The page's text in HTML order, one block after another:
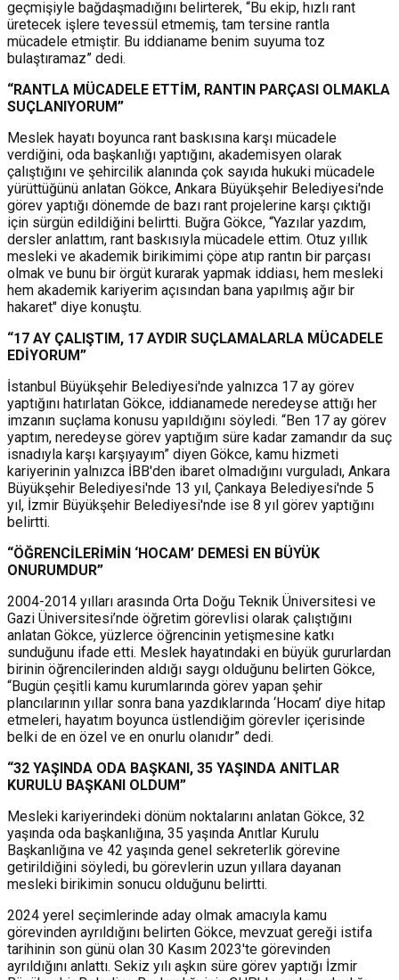
geçmişiyle bağdaşmadığını belirterek, “Bu ekip, hızlı rant
üretecek işlere tevessül etmemiş, tam tersine rantla
mücadele etmiştir. Bu iddianame benim suyuma toz
bulaştıramaz” dedi.
“RANTLA MÜCADELE ETTİM, RANTIN PARÇASI OLMAKLA
SUÇLANIYORUM”
Meslek hayatı boyunca rant baskısına karşı mücadele
verdiğini, oda başkanlığı yaptığını, akademisyen olarak
çalıştığını ve şehircilik alanında çok sayıda hukuki mücadele
yürüttüğünü anlatan Gökce, Ankara Büyükşehir Belediyesi'nde
görev yaptığı dönemde de bazı rant projelerine karşı çıktığı
için sürgün edildiğini belirtti. Buğra Gökce, “Yazılar yazdım,
dersler anlattım, rant baskısıyla mücadele ettim. Otuz yıllık
mesleki ve akademik birikimimi çöpe atıp rantın bir parçası
olmak ve bunu bir örgüt kurarak yapmak iddiası, hem mesleki
hem akademik kariyerim açısından bana yapılmış ağır bir
hakaret" diye konuştu.
“17 AY ÇALIŞTIM, 17 AYDIR SUÇLAMALARLA MÜCADELE
EDİYORUM”
İstanbul Büyükşehir Belediyesi'nde yalnızca 17 ay görev
yaptığını hatırlatan Gökce, iddianamede neredeyse attığı her
imzanın suçlama konusu yapıldığını söyledi. “Ben 17 ay görev
yaptım, neredeyse görev yaptığım süre kadar zamandır da suç
isnadıyla karşı karşıyayım” diyen Gökce, kamu hizmeti
kariyerinin yalnızca İBB'den ibaret olmadığını vurguladı, Ankara
Büyükşehir Belediyesi'nde 13 yıl, Çankaya Belediyesi'nde 5
yıl, İzmir Büyükşehir Belediyesi'nde ise 8 yıl görev yaptığını
belirtti.
“ÖĞRENCİLERİMİN ‘HOCAM’ DEMESİ EN BÜYÜK
ONURUMDUR”
2004-2014 yılları arasında Orta Doğu Teknik Üniversitesi ve
Gazi Üniversitesi’nde öğretim görevlisi olarak çalıştığını
anlatan Gökce, yüzlerce öğrencinin yetişmesine katkı
sunduğunu ifade etti. Meslek hayatındaki en büyük gururlardan
birinin öğrencilerinden aldığı saygı olduğunu belirten Gökce,
“Bugün çeşitli kamu kurumlarında görev yapan şehir
plancılarının yıllar sonra bana yazdıklarında ‘Hocam’ diye hitap
etmeleri, hayatım boyunca üstlendiğim görevler içerisinde
belki de en özel ve en onurlu olanıdır” dedi.
“32 YAŞINDA ODA BAŞKANI, 35 YAŞINDA ANITLAR
KURULU BAŞKANI OLDUM”
Mesleki kariyerindeki dönüm noktalarını anlatan Gökce, 32
yaşında oda başkanlığına, 35 yaşında Anıtlar Kurulu
Başkanlığına ve 42 yaşında genel sekreterlik görevine
getirildiğini söyledi, bu görevlerin uzun yıllara dayanan
mesleki birikimin sonucu olduğunu belirtti.
2024 yerel seçimlerinde aday olmak amacıyla kamu
görevinden ayrıldığını belirten Gökce, mevzuat gereği istifa
tarihinin son günü olan 30 Kasım 2023'te görevinden
ayrıldığını anlattı. Sekiz yılı aşkın süre görev yaptığı İzmir